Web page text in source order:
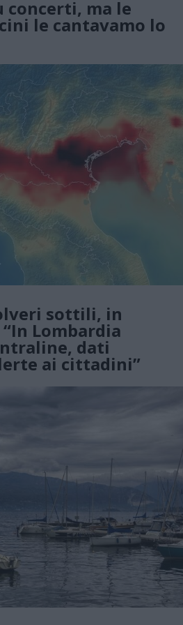
concerti, ma le
le cantavamo lo
sottili, in
Lombardia
dati
ai cittadini”